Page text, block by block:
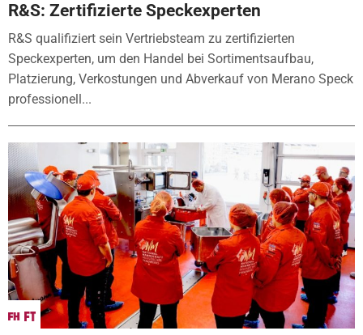
R&S: Zertifizierte Speckexperten
R&S qualifiziert sein Vertriebsteam zu zertifizierten
Speckexperten, um den Handel bei Sortimentsaufbau,
Platzierung, Verkostungen und Abverkauf von Merano Speck
professionell...